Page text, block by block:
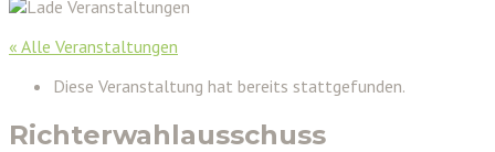
« Alle Veranstaltungen
Diese Veranstaltung hat bereits stattgefunden.
Richterwahlausschuss